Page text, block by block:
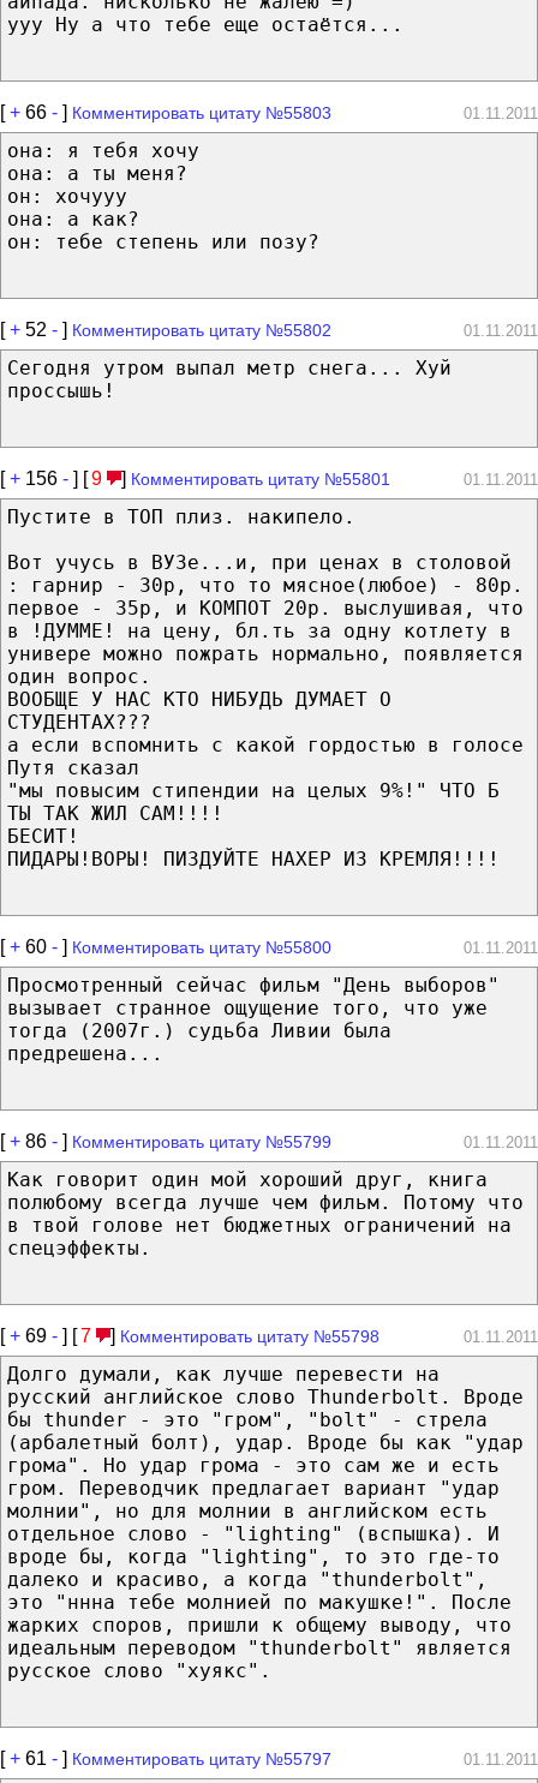
yyy Ну а что тебе еще остаётся...
[+ 66 - ] Комментировать цитату №55803 01.11.2011
она: я тебя хочу
она: а ты меня?
он: хочууу
она: а как?
он: тебе степень или позу?
[+ 52 - ] Комментировать цитату №55802 01.11.2011
Сегодня утром выпал метр снега... Хуй
проссышь!
[+ 156 - ] [9 ] Комментировать цитату №55801 01.11.2011
Пустите в ТОП плиз. накипело.
Вот учусь в ВУЗе...и, при ценах в столовой
: гарнир - 30р, что то мясное(любое) - 80р.
первое - 35р, и КОМПОТ 20р. выслушивая, что
в !ДУММЕ! на цену, бл.ть за одну котлету в
универе можно пожрать нормально, появляется
один вопрос.
ВООБЩЕ У НАС КТО НИБУДЬ ДУМАЕТ О
СТУДЕНТАХ???
а если вспомнить с какой гордостью в голосе
Путя сказал
"мы повысим стипендии на целых 9%!" ЧТО Б
ТЫ ТАК ЖИЛ САМ!!!!
БЕСИТ!
ПИДАРЫ!ВОРЫ! ПИЗДУЙТЕ НАХЕР ИЗ КРЕМЛЯ!!!!
[+ 60 - ] Комментировать цитату №55800 01.11.2011
Просмотренный сейчас фильм "День выборов"
вызывает странное ощущение того, что уже
тогда (2007г.) судьба Ливии была
предрешена...
[+ 86 - ] Комментировать цитату №55799 01.11.2011
Как говорит один мой хороший друг, книга
полюбому всегда лучше чем фильм. Потому что
в твой голове нет бюджетных ограничений на
спецэффекты.
[+ 69 - ] [7 ] Комментировать цитату №55798 01.11.2011
Долго думали, как лучше перевести на
русский английское слово Thunderbolt. Вроде
бы thunder - это "гром", "bolt" - стрела
(арбалетный болт), удар. Вроде бы как "удар
грома". Но удар грома - это сам же и есть
гром. Переводчик предлагает вариант "удар
молнии", но для молнии в английском есть
отдельное слово - "lighting" (вспышка). И
вроде бы, когда "lighting", то это где-то
далеко и красиво, а когда "thunderbolt",
это "ннна тебе молнией по макушке!". После
жарких споров, пришли к общему выводу, что
идеальным переводом "thunderbolt" является
русское слово "хуякс".
[+ 61 - ] Комментировать цитату №55797 01.11.2011